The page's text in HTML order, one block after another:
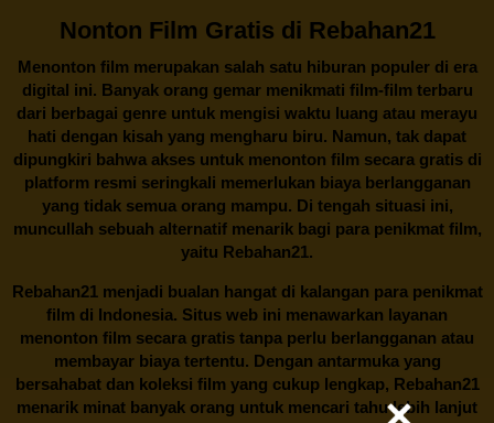
Nonton Film Gratis di Rebahan21
Menonton film merupakan salah satu hiburan populer di era
digital ini. Banyak orang gemar menikmati film-film terbaru
dari berbagai genre untuk mengisi waktu luang atau merayu
hati dengan kisah yang mengharu biru. Namun, tak dapat
dipungkiri bahwa akses untuk menonton film secara gratis di
platform resmi seringkali memerlukan biaya berlangganan
yang tidak semua orang mampu. Di tengah situasi ini,
muncullah sebuah alternatif menarik bagi para penikmat film,
yaitu Rebahan21.
Rebahan21menjadi bualan hangat di kalangan para penikmat
film di Indonesia. Situs web ini menawarkan layanan
menonton film secara gratis tanpa perlu berlangganan atau
membayar biaya tertentu. Dengan antarmuka yang
bersahabat dan koleksi film yang cukup lengkap, Rebahan21
menarik minat banyak orang untuk mencari tahu lebih lanjut